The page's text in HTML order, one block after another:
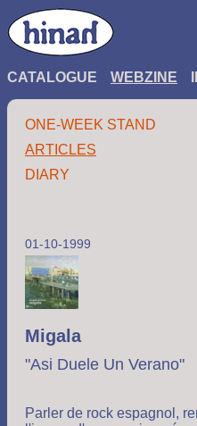
CATALOGUE WEBZINE
ONE-WEEK STAND
ARTICLES
DIARY
01-10-1999
Migala
"Asi Duele Un Verano"
Parler de rock espagnol,